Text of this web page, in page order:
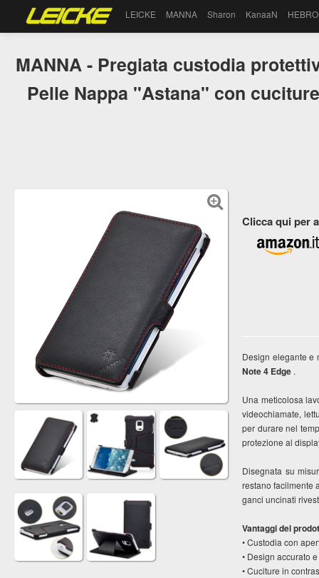
LEICKE MANNA Sharon KanaaN
MANNA - Pregiata custodia
Pelle Nappa "Astana" con
Clicca qui per
Design elegante e
Note 4 Edge .
Una meticolosa
videochiamate,
per durare nel
protezione al
Disegnata su
restano facilmente
ganci uncinati
Vantaggi del
• Custodia con
• Design accurato
• Cuciture in